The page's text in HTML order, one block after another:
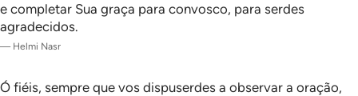
e completar Sua graça para convosco, para serdes
agradecidos.
— Helmi Nasr
Ó fiéis, sempre que vos dispuserdes a observar a oração,